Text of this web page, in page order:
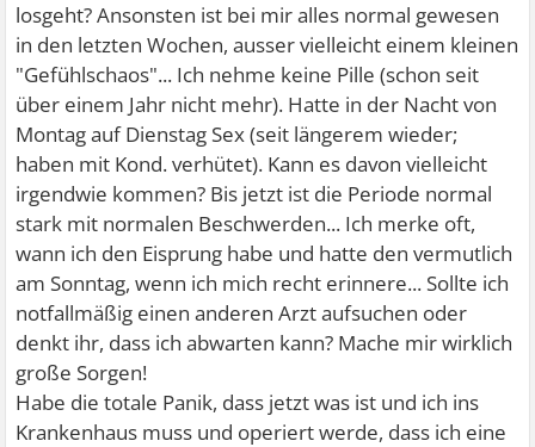
losgeht? Ansonsten ist bei mir alles normal gewesen
in den letzten Wochen, ausser vielleicht einem kleinen
"Gefühlschaos"... Ich nehme keine Pille (schon seit
über einem Jahr nicht mehr). Hatte in der Nacht von
Montag auf Dienstag Sex (seit längerem wieder;
haben mit Kond. verhütet). Kann es davon vielleicht
irgendwie kommen? Bis jetzt ist die Periode normal
stark mit normalen Beschwerden... Ich merke oft,
wann ich den Eisprung habe und hatte den vermutlich
am Sonntag, wenn ich mich recht erinnere... Sollte ich
notfallmäßig einen anderen Arzt aufsuchen oder
denkt ihr, dass ich abwarten kann? Mache mir wirklich
große Sorgen!
Habe die totale Panik, dass jetzt was ist und ich ins
Krankenhaus muss und operiert werde, dass ich eine